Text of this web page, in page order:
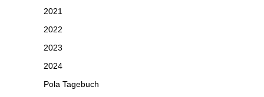
2021
2022
2023
2024
Pola Tagebuch